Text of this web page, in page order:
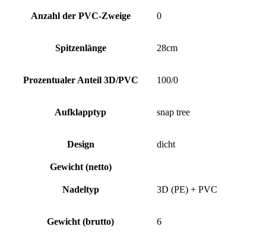
Anzahl der PVC-Zweige 0
Spitzenlänge 28cm
Prozentualer Anteil 3D/PVC 100/0
Aufklapptyp snap tree
Design dicht
Gewicht (netto)
Nadeltyp 3D (PE) + PVC
Gewicht (brutto) 6